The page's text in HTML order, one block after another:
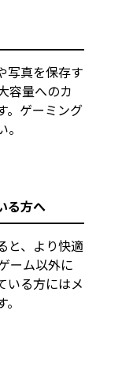
写真を保存す
容量へのカ
。ゲーミング
る方へ
と、より快適
ーム以外に
いる方にはメ